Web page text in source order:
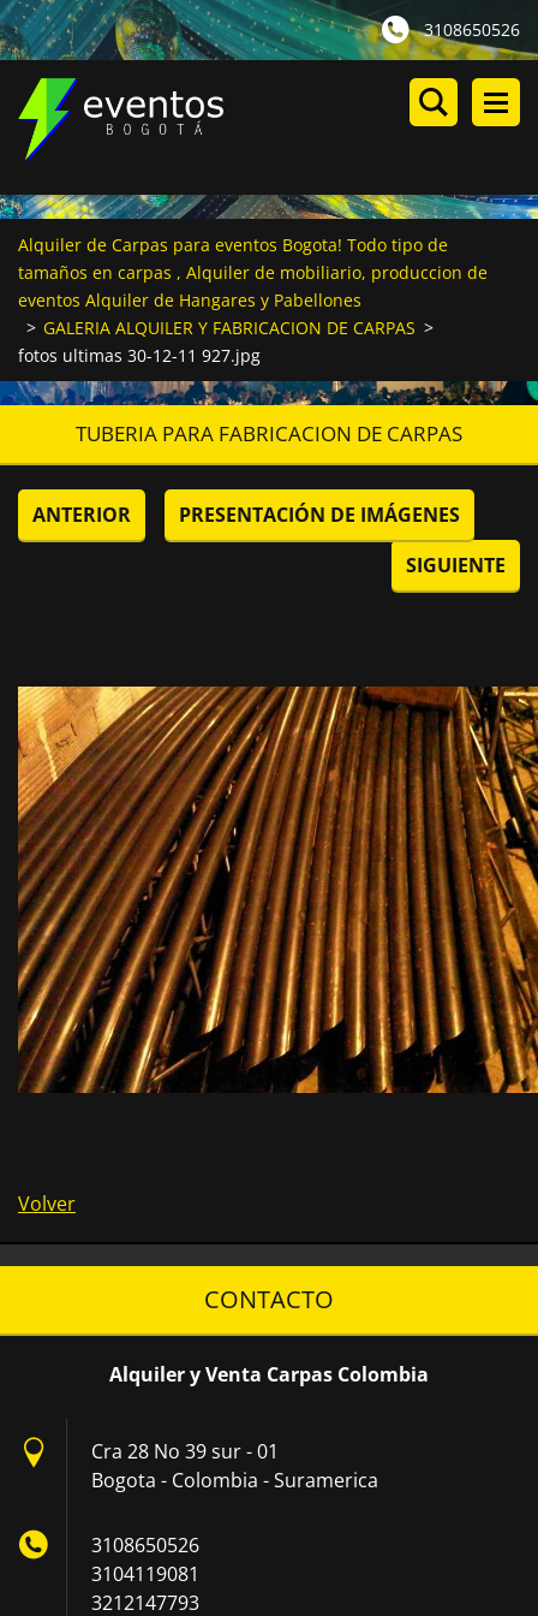
3108650526
Alquiler de Carpas para eventos Bogota! Todo tipo de
tamaños en carpas , Alquiler de mobiliario, produccion de
eventos Alquiler de Hangares y Pabellones
> GALERIA ALQUILER Y FABRICACION DE CARPAS >
fotos ultimas 30-12-11 927.jpg
TUBERIA PARA FABRICACION DE CARPAS
ANTERIOR
PRESENTACIÓN DE IMÁGENES
SIGUIENTE
Volver
CONTACTO
Alquiler y Venta Carpas Colombia
Cra 28 No 39 sur - 01
Bogota - Colombia - Suramerica
3108650526
3104119081
3212147793